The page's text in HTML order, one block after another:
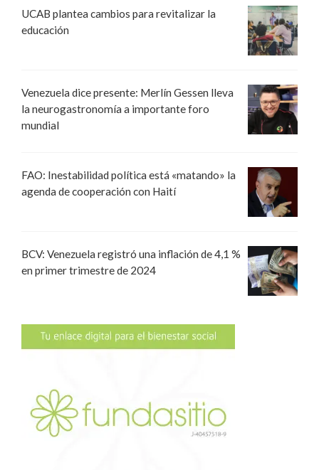
UCAB plantea cambios para revitalizar la
educación
Venezuela dice presente: Merlín Gessen lleva
la neurogastronomía a importante foro
mundial
FAO: Inestabilidad política está «matando» la
agenda de cooperación con Haití
BCV: Venezuela registró una inflación de 4,1 %
en primer trimestre de 2024